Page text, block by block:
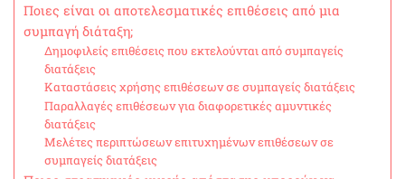
Ποιες είναι οι αποτελεσματικές επιθέσεις από μια
συμπαγή διάταξη;
Δημοφιλείς επιθέσεις που εκτελούνται από συμπαγείς
διατάξεις
Καταστάσεις χρήσης επιθέσεων σε συμπαγείς διατάξεις
Παραλλαγές επιθέσεων για διαφορετικές αμυντικές
διατάξεις
Μελέτες περιπτώσεων επιτυχημένων επιθέσεων σε
συμπαγείς διατάξεις